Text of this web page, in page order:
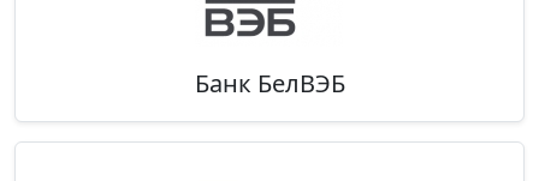
Банк БелВЭБ